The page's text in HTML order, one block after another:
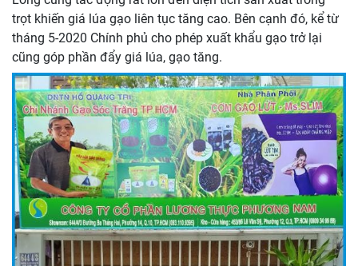
trọt khiến giá lúa gạo liên tục tăng cao. Bên cạnh đó, kể từ
tháng 5-2020 Chính phủ cho phép xuất khẩu gạo trở lại
cũng góp phần đẩy giá lúa, gạo tăng.